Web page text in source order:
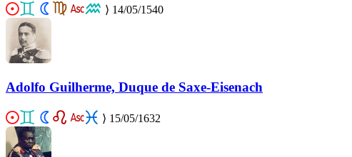
⟩ 14/05/1540
Adolfo Guilherme, Duque de Saxe-Eisenach
⟩ 15/05/1632